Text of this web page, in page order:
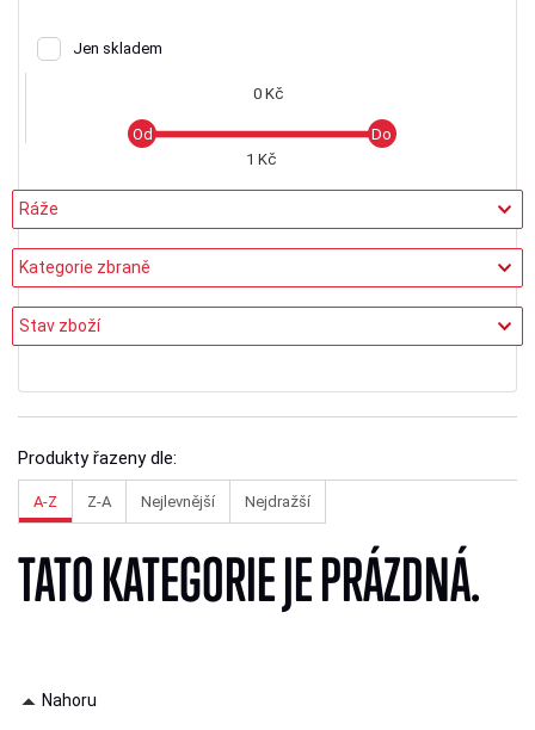
Jen skladem
0 Kč
1 Kč
Produkty řazeny dle:
A-Z Z-A Nejlevnější Nejdražší
TATO KATEGORIE JE PRÁZDNÁ.
Nahoru